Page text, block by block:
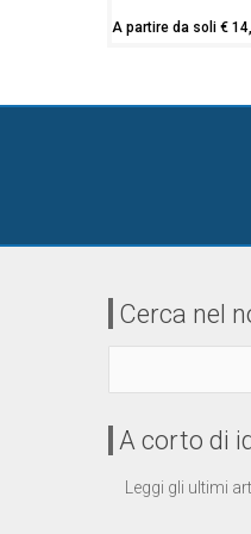
A partire da soli €
Cerca nel
A corto di
Leggi gli ultimi